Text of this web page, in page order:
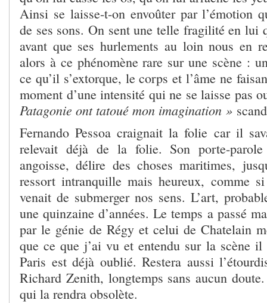
Ainsi se laisse-t-on envoûter par l’émotion
de ses sons. On sent une telle fragilité en lui
avant que ses hurlements au loin nous en
alors à ce phénomène rare sur une scène :
ce qu’il s’extorque, le corps et l’âme ne
moment d’une intensité qui ne se laisse pas
Patagonie ont tatoué mon imagination »
Fernando Pessoa craignait la folie car il
relevait déjà de la folie. Son porte-
angoisse, délire des choses maritimes,
ressort intranquille mais heureux, comme
venait de submerger nos sens. L’art,
une quinzaine d’années. Le temps a passé
par le génie de Régy et celui de Chatelain
que ce que j’ai vu et entendu sur la scène
Paris est déjà oublié. Restera aussi
Richard Zenith, longtemps sans aucun
qui la rendra obsolète.